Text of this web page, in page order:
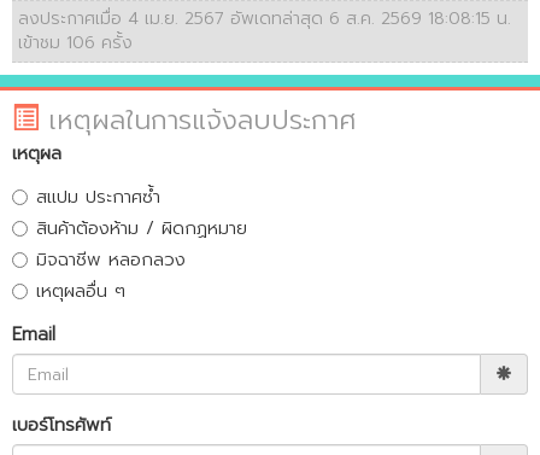
ลงประกาศเมื่อ 4 เม.ย. 2567 อัพเดทล่าสุด 6 ส.ค. 2569 18:08:15 น.
เข้าชม 106 ครั้ง
เหตุผลในการแจ้งลบประกาศ
เหตุผล
สแปม ประกาศซ้ำ
สินค้าต้องห้าม / ผิดกฏหมาย
มิจฉาชีพ หลอกลวง
เหตุผลอื่น ๆ
Email
เบอร์โทรศัพท์